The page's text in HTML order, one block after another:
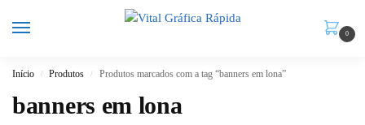
0
Início / Produtos / Produtos marcados com a tag “banners em lona”
banners em lona